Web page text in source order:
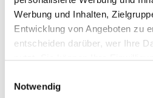
Werbung und Inhalten,
Entwicklung von Angeboten zu
entscheiden darüber, wer Ihre
nutzt. Sie können Ihre
Trigger Symbol ändern oder
Notwendig
Ihre Bewerbung können Sie
postalischen Weg oder per E-
Unternehmen, so auch
Chancennutzer und bieten auf